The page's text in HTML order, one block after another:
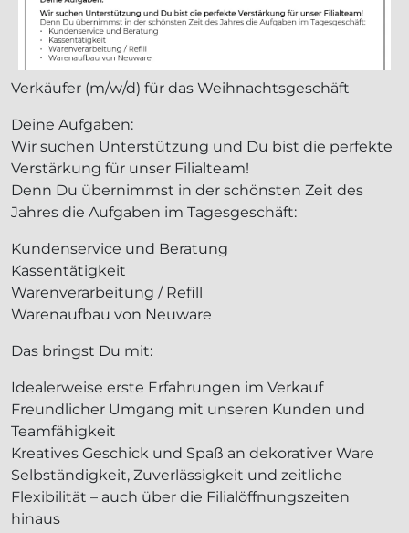
Verkäufer (m/w/d) für das Weihnachtsgeschäft
Deine Aufgaben:
Wir suchen Unterstützung und Du bist die perfekte
Verstärkung für unser Filialteam!
Denn Du übernimmst in der schönsten Zeit des
Jahres die Aufgaben im Tagesgeschäft:
Kundenservice und Beratung
Kassentätigkeit
Warenverarbeitung / Refill
Warenaufbau von Neuware
Das bringst Du mit:
Idealerweise erste Erfahrungen im Verkauf
Freundlicher Umgang mit unseren Kunden und
Teamfähigkeit
Kreatives Geschick und Spaß an dekorativer Ware
Selbständigkeit, Zuverlässigkeit und zeitliche
Flexibilität – auch über die Filialöffnungszeiten
hinaus